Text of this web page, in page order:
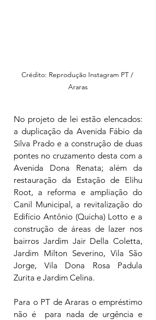
Crédito: Reprodução Instagram PT /
Araras
No projeto de lei estão elencados:
a duplicação da Avenida Fábio da
Silva Prado e a construção de duas
pontes no cruzamento desta com a
Avenida Dona Renata; além da
restauração da Estação de Elihu
Root, a reforma e ampliação do
Canil Municipal, a revitalização do
Edifício Antônio (Quicha) Lotto e a
construção de áreas de lazer nos
bairros Jardim Jair Della Coletta,
Jardim Milton Severino, Vila São
Jorge, Vila Dona Rosa Padula
Zurita e Jardim Celina.
Para o PT de Araras o empréstimo
não é  para nada de urgência e